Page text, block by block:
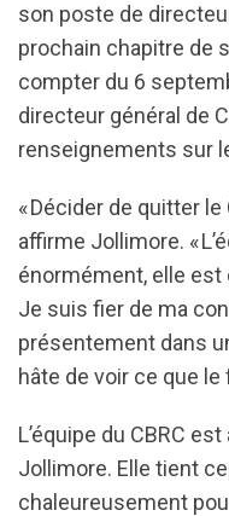
son poste de
prochain chapitre de
compter du 6
directeur général de
renseignements sur
« Décider de quitter le
affirme Jollimore. «
énormément, elle
Je suis fier de ma
présentement dans
hâte de voir ce que le
L’équipe du CBRC
Jollimore. Elle tient
chaleureusement